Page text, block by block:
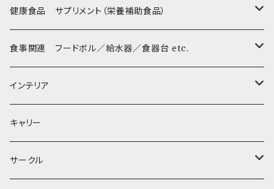
XSサイズ(テープ幅1.0cm) _ 首輪&リードセット
XSサイズ(テープ幅1.0cm) _ ハーネス&リードセット
XSサイズ(テープ幅1.0cm) _ 首輪
Collar & Leash Set - S
幼犬・超小型犬用 _ 幅1.0cm
小型犬用 _ 幅1.5cm
flexi フレキシリード(伸縮リード)
ライト
etc.
ぬいぐるみ
ラテックスTOY
PomPreece / ポンポリース
デンタル
etc.
BITE ME
京
Bonpuchi
職人の味
ジャーキー
和菓子
愛犬の健康おやつ
POCHETINO
etc.
季節限定 お正月
健康食品 サプリメント（栄養補助食品）
涙やけ対策
健康維持
食糞防止
食事関連 フードボル／給水器／食器台 etc.
フードボウル
給水器
食器台
インテリア
カドラー／ベッド
トイレ
キャリー
サークル